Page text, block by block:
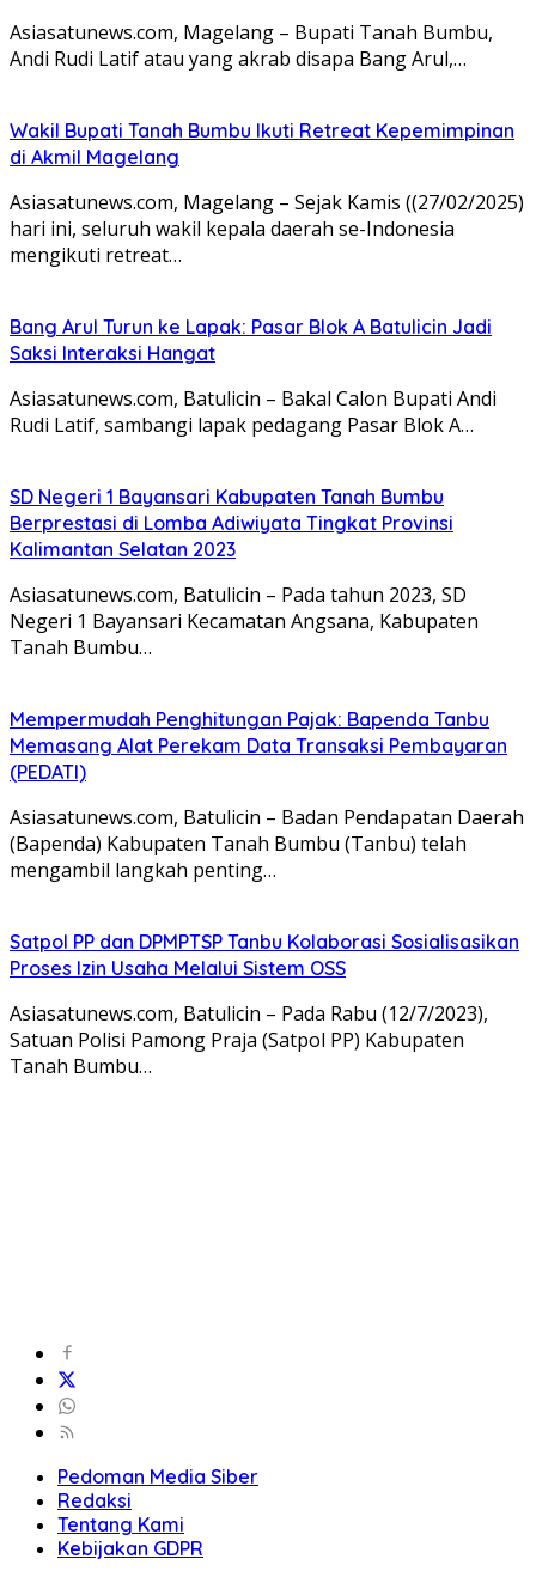
Asiasatunews.com, Magelang – Bupati Tanah Bumbu,
Andi Rudi Latif atau yang akrab disapa Bang Arul,…
Wakil Bupati Tanah Bumbu Ikuti Retreat Kepemimpinan
di Akmil Magelang
Asiasatunews.com, Magelang – Sejak Kamis ((27/02/2025)
hari ini, seluruh wakil kepala daerah se-Indonesia
mengikuti retreat…
Bang Arul Turun ke Lapak: Pasar Blok A Batulicin Jadi
Saksi Interaksi Hangat
Asiasatunews.com, Batulicin – Bakal Calon Bupati Andi
Rudi Latif, sambangi lapak pedagang Pasar Blok A…
SD Negeri 1 Bayansari Kabupaten Tanah Bumbu
Berprestasi di Lomba Adiwiyata Tingkat Provinsi
Kalimantan Selatan 2023
Asiasatunews.com, Batulicin – Pada tahun 2023, SD
Negeri 1 Bayansari Kecamatan Angsana, Kabupaten
Tanah Bumbu…
Mempermudah Penghitungan Pajak: Bapenda Tanbu
Memasang Alat Perekam Data Transaksi Pembayaran
(PEDATI)
Asiasatunews.com, Batulicin – Badan Pendapatan Daerah
(Bapenda) Kabupaten Tanah Bumbu (Tanbu) telah
mengambil langkah penting…
Satpol PP dan DPMPTSP Tanbu Kolaborasi Sosialisasikan
Proses Izin Usaha Melalui Sistem OSS
Asiasatunews.com, Batulicin – Pada Rabu (12/7/2023),
Satuan Polisi Pamong Praja (Satpol PP) Kabupaten
Tanah Bumbu…
Pedoman Media Siber
Redaksi
Tentang Kami
Kebijakan GDPR